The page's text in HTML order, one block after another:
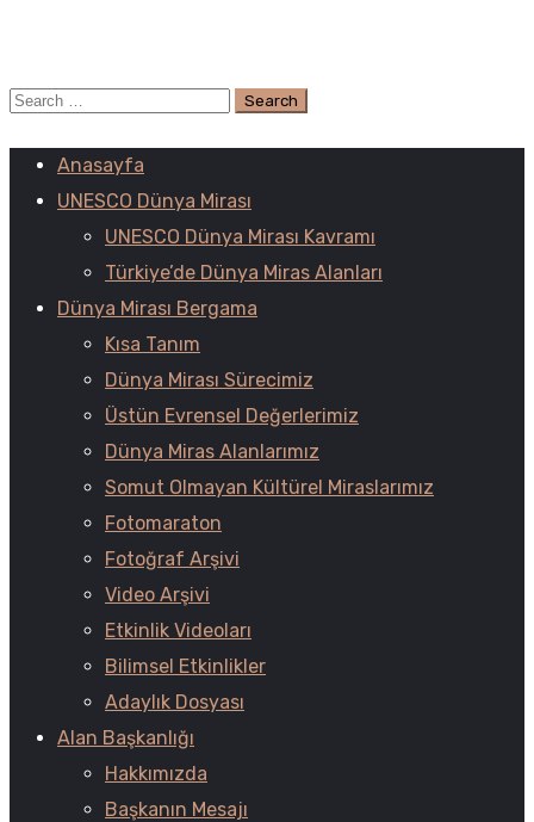
Anasayfa
UNESCO Dünya Mirası
UNESCO Dünya Mirası Kavramı
Türkiye’de Dünya Miras Alanları
Dünya Mirası Bergama
Kısa Tanım
Dünya Mirası Sürecimiz
Üstün Evrensel Değerlerimiz
Dünya Miras Alanlarımız
Somut Olmayan Kültürel Miraslarımız
Fotomaraton
Fotoğraf Arşivi
Video Arşivi
Etkinlik Videoları
Bilimsel Etkinlikler
Adaylık Dosyası
Alan Başkanlığı
Hakkımızda
Başkanın Mesajı